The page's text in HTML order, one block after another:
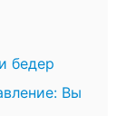
бедер
Вы